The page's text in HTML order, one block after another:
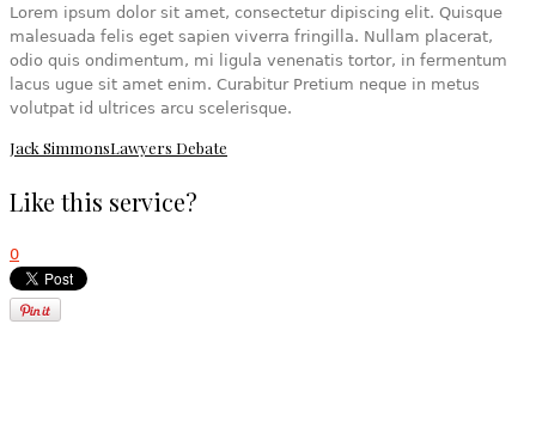
Lorem ipsum dolor sit amet, consectetur dipiscing elit. Quisque
malesuada felis eget sapien viverra fringilla. Nullam placerat,
odio quis ondimentum, mi ligula venenatis tortor, in fermentum
lacus ugue sit amet enim. Curabitur Pretium neque in metus
volutpat id ultrices arcu scelerisque.
Jack SimmonsLawyers Debate
Like this service?
0